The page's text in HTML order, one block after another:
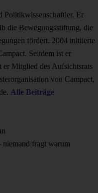
Politikwissenschaftler. Er
die Bewegungsstiftung, die
fördert. 2004 initiierte
Seitdem ist er
er Mitglied des Aufsichtsrats
von Campact,
Alle Beiträge
fragt warum